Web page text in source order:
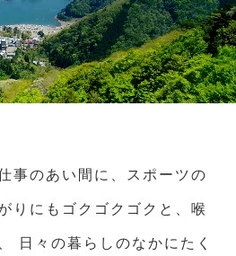
事のあい間に、スポーツの
りにもゴクゴクゴクと、喉
日々の暮らしのなかにたく